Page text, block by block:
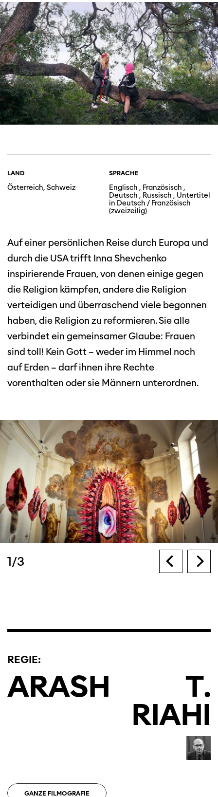
LAND
Österreich, Schweiz
SPRACHE
Englisch , Französisch ,
Deutsch , Russisch , Untertitel
in Deutsch / Französisch
(zweizeilig)
Auf einer persönlichen Reise durch Europa und
durch die USA trifft Inna Shevchenko
inspirierende Frauen, von denen einige gegen
die Religion kämpfen, andere die Religion
verteidigen und überraschend viele begonnen
haben, die Religion zu reformieren. Sie alle
verbindet ein gemeinsamer Glaube: Frauen
sind toll! Kein Gott – weder im Himmel noch
auf Erden – darf ihnen ihre Rechte
vorenthalten oder sie Männern unterordnen.
1/3
REGIE:
ARASH T.
RIAHI
GANZE FILMOGRAFIE